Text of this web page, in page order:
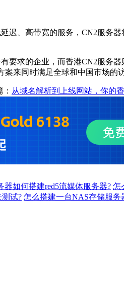
、高带宽的服务，CN2服务
求的企业，而香港CN2服务器
来同时满足全球和中国市场的
从域名解析到上线网站，你的
器如何搭建red5流媒体服务器? 怎
试? 怎么搭建一台NAS存储服务